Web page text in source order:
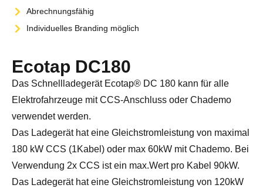
Abrechnungsfähig
Individuelles Branding möglich
Ecotap DC180
Das Schnellladegerät Ecotap® DC 180 kann für alle
Elektrofahrzeuge mit CCS-Anschluss oder Chademo
verwendet werden.
Das Ladegerät hat eine Gleichstromleistung von maximal
180 kW CCS (1Kabel) oder max 60kW mit Chademo. Bei
Verwendung 2x CCS ist ein max.Wert pro Kabel 90kW.
Das Ladegerät hat eine Gleichstromleistung von 120kW